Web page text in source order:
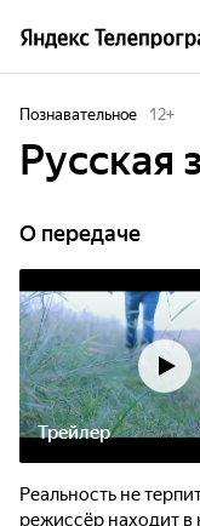
Познавательное 12+
Русская
О передаче
Трейлер
Реальность не
режиссёр находит